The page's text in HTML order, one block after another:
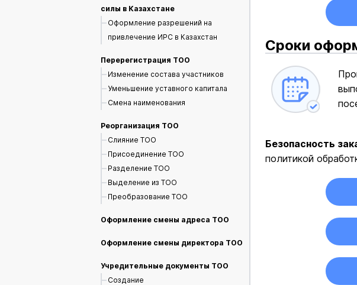
силы в Казахстане
Оформление разрешений на
привлечение ИРС в Казахстан
Перерегистрация ТОО
Изменение состава участников
Уменьшение уставного капитала
Смена наименования
Реорганизация ТОО
Слияние ТОО
Присоединение ТОО
Разделение ТОО
Выделение из ТОО
Преобразование ТОО
Оформление смены адреса ТОО
Оформление смены директора ТОО
Учредительные документы ТОО
Создание
Сроки
Безопасность
политикой